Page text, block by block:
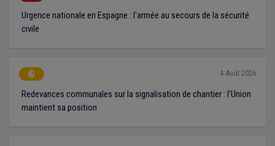
Urgence nationale en Espagne : l'armée au secours de la sécurité
civile
 4 Août 2026
Redevances communales sur la signalisation de chantier : l'Union
maintient sa position